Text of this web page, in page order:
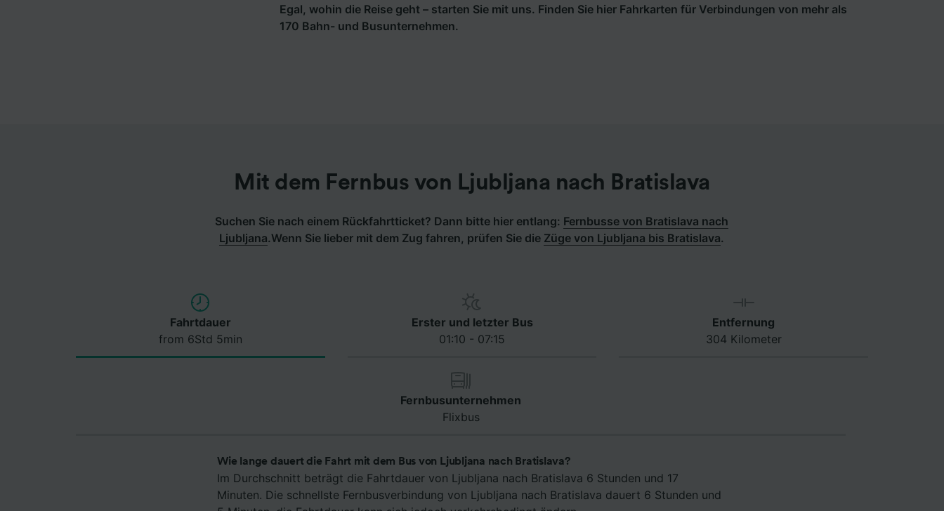
Egal, wohin die Reise geht – starten Sie mit uns. Finden Sie hier Fahrkarten für Verbindungen von mehr als
170 Bahn- und Busunternehmen.
Mit dem Fernbus von Ljubljana nach Bratislava
Suchen Sie nach einem Rückfahrtticket? Dann bitte hier entlang: Fernbusse von Bratislava nach
Ljubljana.Wenn Sie lieber mit dem Zug fahren, prüfen Sie die Züge von Ljubljana bis Bratislava.
Fahrtdauer
from 6Std 5min
Erster und letzter Bus
01:10 - 07:15
Entfernung
304 Kilometer
Fernbusunternehmen
Flixbus
Wie lange dauert die Fahrt mit dem Bus von Ljubljana nach Bratislava?
Im Durchschnitt beträgt die Fahrtdauer von Ljubljana nach Bratislava 6 Stunden und 17
Minuten. Die schnellste Fernbusverbindung von Ljubljana nach Bratislava dauert 6 Stunden und